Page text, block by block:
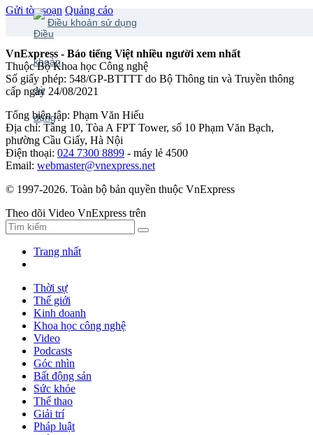
Gửi tòa soạn Quảng cáo
Điều khoản sử dụng
VnExpress - Báo tiếng Việt nhiều người xem nhất
Thuộc Bộ Khoa học Công nghệ
Số giấy phép: 548/GP-BTTTT do Bộ Thông tin và Truyền thông
cấp ngày 24/08/2021
Tổng biên tập: Phạm Văn Hiếu
Địa chỉ: Tầng 10, Tòa A FPT Tower, số 10 Phạm Văn Bạch,
phường Cầu Giấy, Hà Nội
Điện thoại: 024 7300 8899 - máy lẻ 4500
Email: webmaster@vnexpress.net
© 1997-2026. Toàn bộ bản quyền thuộc VnExpress
Theo dõi Video VnExpress trên
Trang nhất
Thời sự
Thế giới
Kinh doanh
Khoa học công nghệ
Video
Podcasts
Góc nhìn
Bất động sản
Sức khỏe
Thể thao
Giải trí
Pháp luật